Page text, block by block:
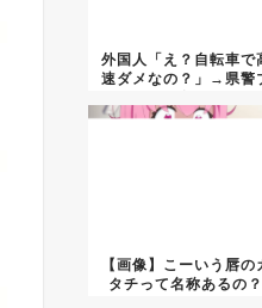
外国人「え？自転車で
速ダメなの？」→県警
【画像】こーいう唇の
タチって名称あるの？